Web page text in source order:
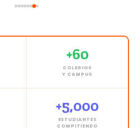
+60
COLEGIOS
Y CAMPUS
+5,000
ESTUDIANTES
COMPITIENDO